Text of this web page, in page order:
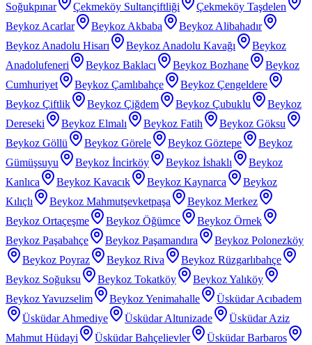
Soğukpınar
Çekmeköy Sultançiftliği
Çekmeköy Taşdelen
Beykoz Acarlar
Beykoz Akbaba
Beykoz Alibahadır
Beykoz Anadolu Hisarı
Beykoz Anadolu Kavağı
Beykoz
Anadolufeneri
Beykoz Baklacı Beykoz Bozhane
Beykoz
Cumhuriyet
Beykoz Çamlıbahçe
Beykoz Çengeldere
Beykoz Çiftlik
Beykoz Çiğdem Beykoz Çubuklu
Beykoz
Dereseki
Beykoz Elmalı Beykoz Fatih
Beykoz Göksu
Beykoz Göllü
Beykoz Görele Beykoz Göztepe
Beykoz
Gümüşsuyu
Beykoz İncirköy Beykoz İshaklı
Beykoz
Kanlıca
Beykoz Kavacık Beykoz Kaynarca
Beykoz
Kılıçlı
Beykoz Mahmutşevketpaşa
Beykoz Merkez
Beykoz Ortaçeşme
Beykoz Öğümce
Beykoz Örnek
Beykoz Paşabahçe
Beykoz Paşamandıra
Beykoz Polonezköy
Beykoz Poyraz
Beykoz Riva
Beykoz Rüzgarlıbahçe
Beykoz Soğuksu
Beykoz Tokatköy
Beykoz Yalıköy
Beykoz Yavuzselim
Beykoz Yenimahalle
Üsküdar Acıbadem
Üsküdar Ahmediye
Üsküdar Altunizade
Üsküdar Aziz
Mahmut Hüdayi
Üsküdar Bahçelievler Üsküdar Barbaros